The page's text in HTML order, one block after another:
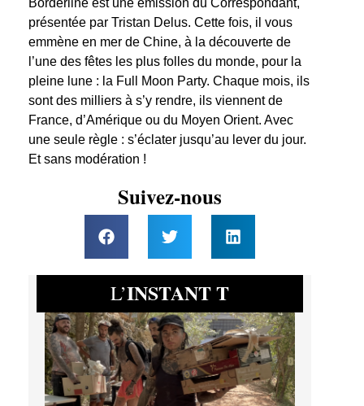
Borderline est une émission du Correspondant,
présentée par Tristan Delus. Cette fois, il vous
emmène en mer de Chine, à la découverte de
l’une des fêtes les plus folles du monde, pour la
pleine lune : la Full Moon Party. Chaque mois, ils
sont des milliers à s’y rendre, ils viennent de
France, d’Amérique ou du Moyen Orient. Avec
une seule règle : s’éclater jusqu’au lever du jour.
Et sans modération !
Suivez-nous
L’INSTANT T